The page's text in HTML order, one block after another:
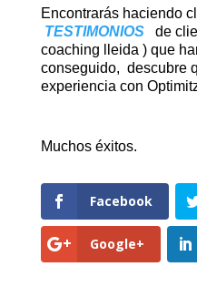
Encontrarás haciendo
TESTIMONIOS
de
coaching lleida ) que
conseguido, descubre
experiencia con
Muchos éxitos.
Facebook
Google+